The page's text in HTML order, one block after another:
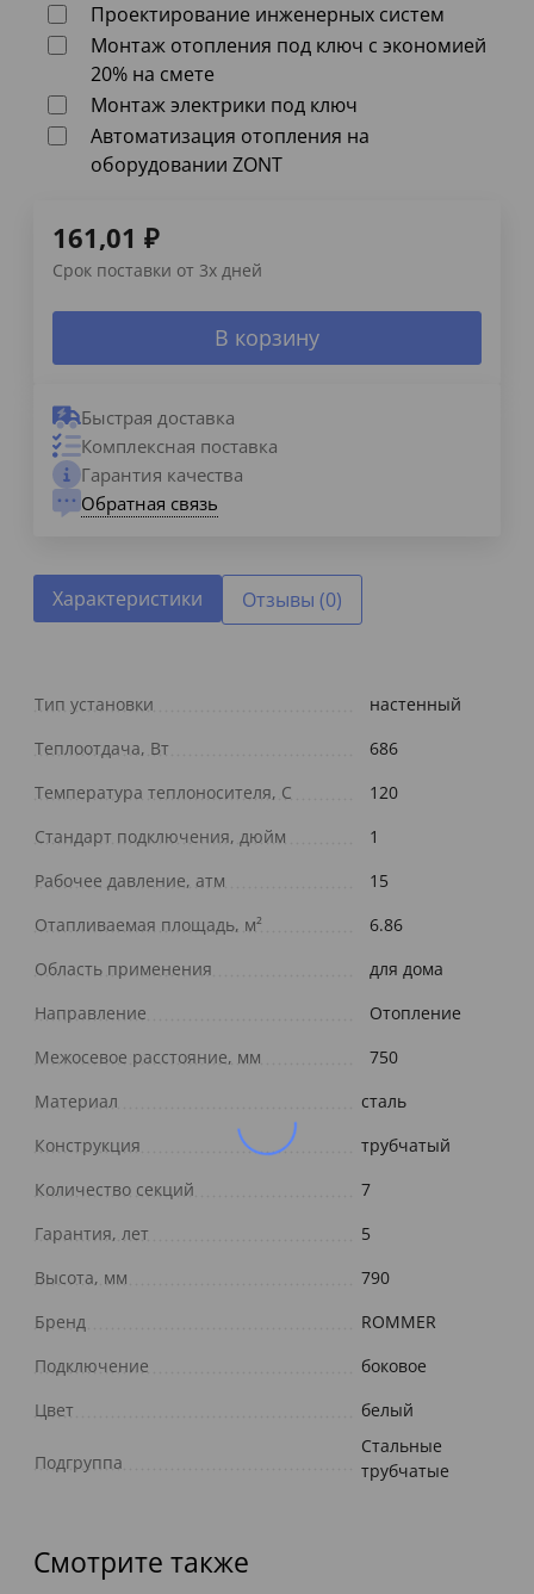
Проектирование инженерных систем
Монтаж отопления под ключ с экономией
20% на смете
Монтаж электрики под ключ
Автоматизация отопления на
оборудовании ZONT
161,01 ₽
Срок поставки от 3х дней
В корзину
Быстрая доставка
Комплексная поставка
Гарантия качества
Обратная связь
Характеристики Отзывы (0)
Тип установки
настенный
Теплоотдача, Вт
686
Температура теплоносителя, С
120
Стандарт подключения, дюйм
1
Рабочее давление, атм
15
Отапливаемая площадь, м²
6.86
Область применения
для дома
Направление
Отопление
Межосевое расстояние, мм
750
Материал
сталь
Конструкция
трубчатый
Количество секций
7
Гарантия, лет
5
Высота, мм
790
Бренд
ROMMER
Подключение
боковое
Цвет
белый
Подгруппа
Стальные
трубчатые
Смотрите также